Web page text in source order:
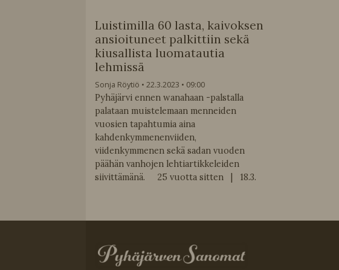
Luistimilla 60 lasta, kaivoksen
ansioituneet palkittiin sekä
kiusallista luomatautia
lehmissä
Sonja Röytiö 22.3.2023
09:00
Pyhäjärvi ennen wanahaan -palstalla
palataan muistelemaan menneiden
vuosien tapahtumia aina
kahdenkymmenenviiden,
viidenkymmenen sekä sadan vuoden
päähän vanhojen lehtiartikkeleiden
siivittämänä. 25 vuotta sitten | 18.3.